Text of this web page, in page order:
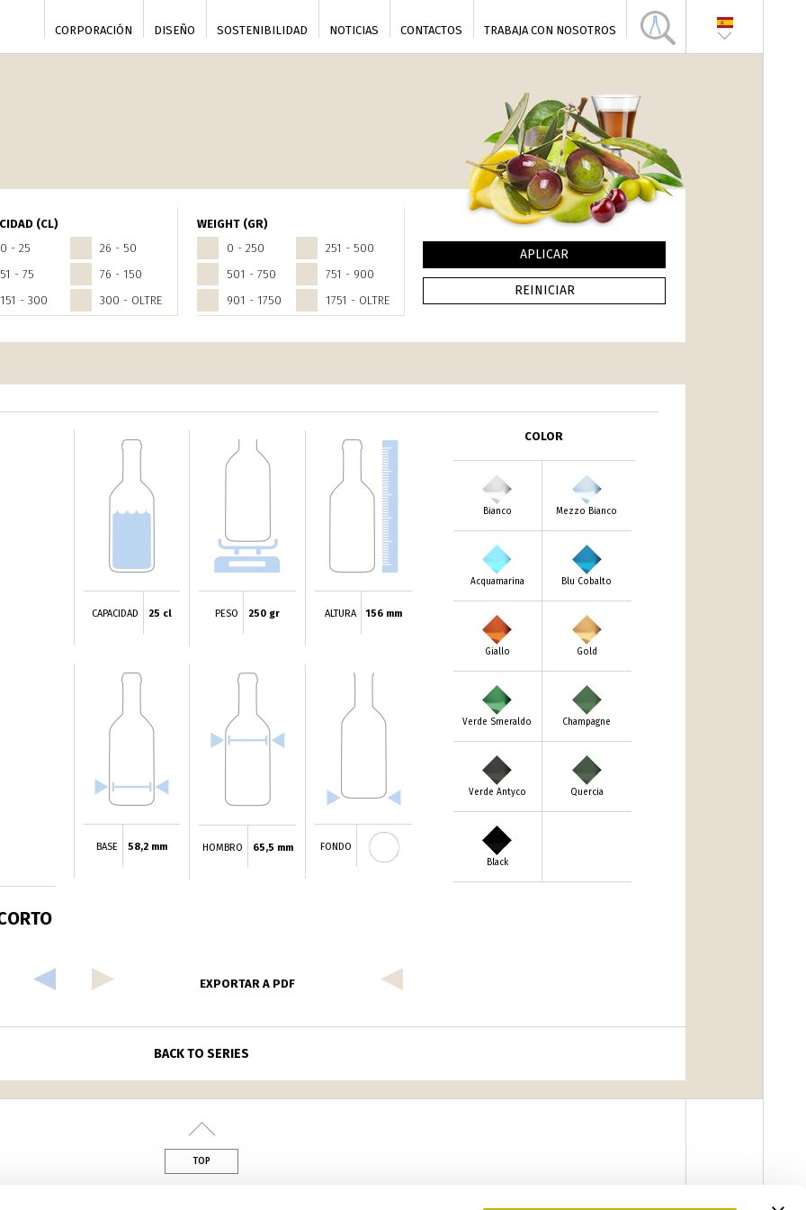
CORPORACIÓN DISEÑO SOSTENIBILIDAD NOTICIAS CONTACTOS TRABAJA CON NOSOTROS
(CL)
0 - 25
26 - 50
51 - 75
76 - 150
151 - 300
300 - OLTRE
WEIGHT (GR)
0 - 250
251 - 500
501 - 750
751 - 900
901 - 1750
1751 - OLTRE
CAPACIDAD 25 cl PESO 250 gr ALTURA 156 mm
BASE 58,2 mm HOMBRO 65,5 mm FONDO
COLOR
Bianco Mezzo Bianco
Acquamarina Blu Cobalto
Giallo Gold
Verde Smeraldo Champagne
Verde Antyco Quercia
Black
EXPORTAR A PDF
BACK TO SERIES
TOP